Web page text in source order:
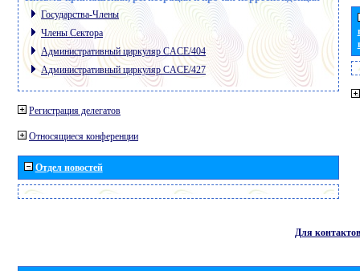
Государства-Члены
Члены Сектора
Административный циркуляр CACE/404
Административный циркуляр CACE/427
Регистрация делегатов
Относящиеся конференции
Отдел новостей
Для контактов